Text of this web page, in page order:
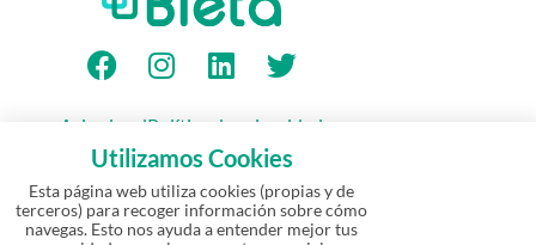
Aviso legalPolítica de privacidad
Política de CookiesGarantía
Política de devolución y reembolso
© Bleta 2026 – Todos los derechos
Utilizamos Cookies
Esta página web utiliza cookies (propias y de
terceros) para recoger información sobre cómo
navegas. Esto nos ayuda a entender mejor tus